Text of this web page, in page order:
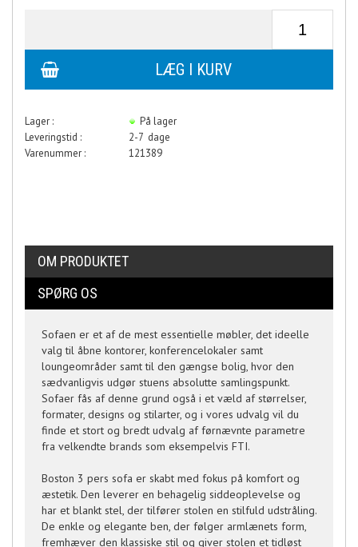
Lager :
På lager
Leveringstid :
2-7 dage
Varenummer :
121389
OM PRODUKTET
SPØRG OS
Sofaen er et af de mest essentielle møbler, det ideelle
valg til åbne kontorer, konferencelokaler samt
loungeområder samt til den gængse bolig, hvor den
sædvanligvis udgør stuens absolutte samlingspunkt.
Sofaer fås af denne grund også i et væld af størrelser,
formater, designs og stilarter, og i vores udvalg vil du
finde et stort og bredt udvalg af førnævnte parametre
fra velkendte brands som eksempelvis FTI.
Boston 3 pers sofa er skabt med fokus på komfort og
æstetik. Den leverer en behagelig siddeoplevelse og
har et blankt stel, der tilfører stolen en stilfuld udstråling.
De enkle og elegante ben, der følger armlænets form,
fremhæver den klassiske stil og giver stolen et tidløst